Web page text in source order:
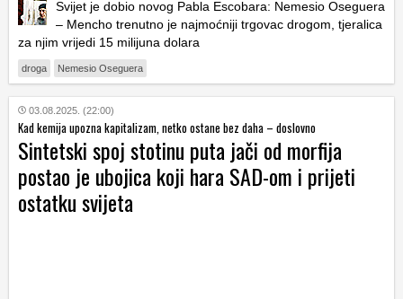
Svijet je dobio novog Pabla Escobara: Nemesio Oseguera
– Mencho trenutno je najmoćniji trgovac drogom, tjeralica
za njim vrijedi 15 milijuna dolara
droga Nemesio Oseguera
03.08.2025. (22:00)
Kad kemija upozna kapitalizam, netko ostane bez daha – doslovno
Sintetski spoj stotinu puta jači od morfija
postao je ubojica koji hara SAD-om i prijeti
ostatku svijeta